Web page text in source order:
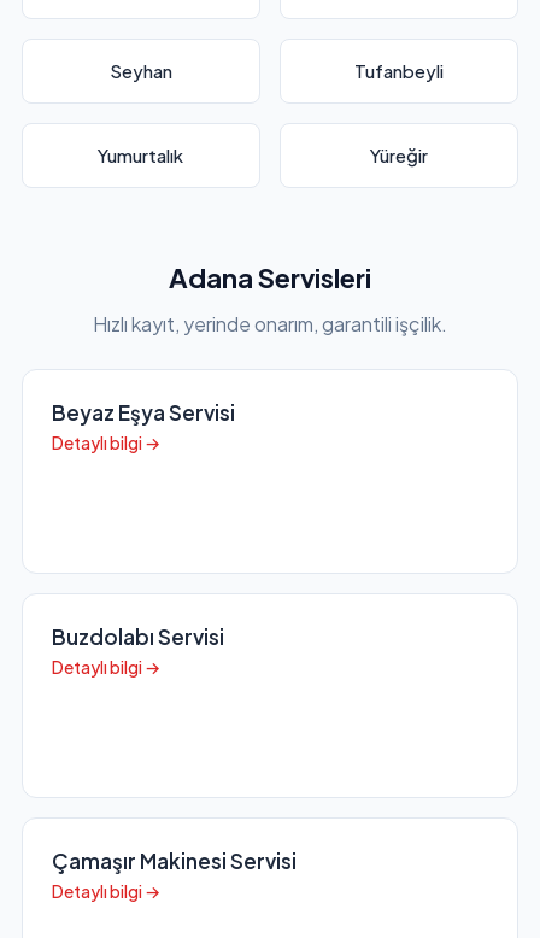
Seyhan Tufanbeyli
Yumurtalık Yüreğir
Adana Servisleri
Hızlı kayıt, yerinde onarım, garantili işçilik.
Beyaz Eşya Servisi
Detaylı bilgi →
Buzdolabı Servisi
Detaylı bilgi →
Çamaşır Makinesi Servisi
Detaylı bilgi →